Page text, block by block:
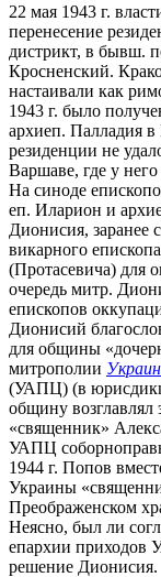
22 мая 1943 г.
перенесение
дистрикт, в бывш.
Кросненский.
настаивали как
1943 г. было
архиеп. Палладия в
резиденции не
Варшаве, где у
На синоде
еп. Иларион и
Дионисия, заранее
викарного
(Протасевича) для
очередь митр.
епископов
Дионисий
для общины
митрополии
(УАПЦ) (в
общину возглавлял
«священник»
УАПЦ
1944 г. Попов
Украины
Преображенском
Неясно, был ли
епархии приходов
решение Дионисия.